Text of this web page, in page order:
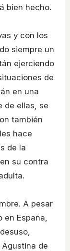
bien hecho.
y con los
siempre un
ejerciendo
de
en una
de ellas, se
también
hace
de la
su contra
A pesar
España,
de